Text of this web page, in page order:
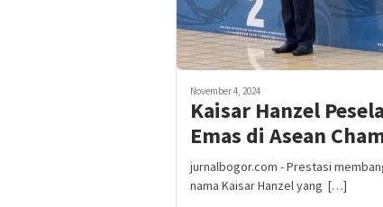
November 4, 2024
Kaisar Hanzel
Emas di Asean
jurnalbogor.com - Prestasi
nama Kaisar Hanzel yang […]